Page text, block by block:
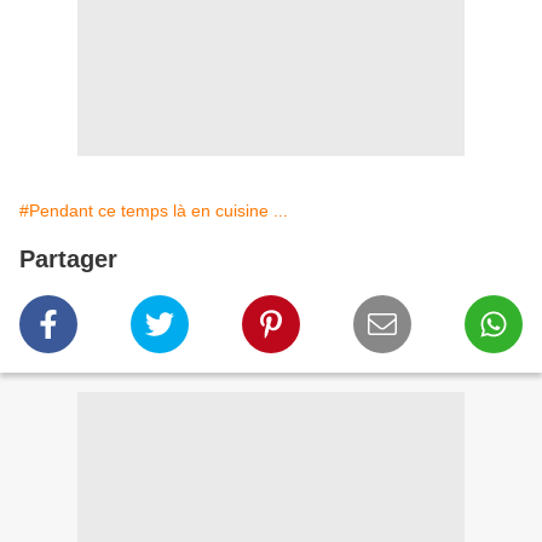
#Pendant ce temps là en cuisine ...
Partager